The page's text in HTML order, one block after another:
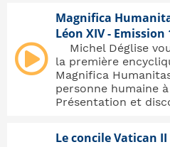
Magnifica
Léon XIV - Emission
Michel Déglise
la première
Magnifica
personne humaine
Présentation et
Le concile Vatican